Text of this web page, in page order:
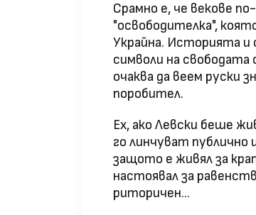
Срамно е, че векове
"освободителка",
Украйна. Историята и
символи на свободата
очаква да веем руски
поробител.
Ех, ако Левски беше
го линчуват публично
защото е живял за
настоявал за
риторичен...